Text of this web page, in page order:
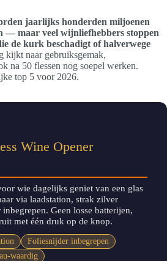
jaarlijks honderden miljoenen
— maar veel wijnliefhebbers stoppen
de kurk beschadigt of halverwege
kijkt naar gebruiksgemak,
na 50 flessen nog soepel werken.
top 5 voor 2026.
Wine Opener
wie dagelijks geniet van een glas
via laadstation, strak zilver
Geen losse batterijen,
met één druk op de knop.
Foliesnijder inbegrepen
waardig